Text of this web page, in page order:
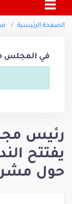
الصفحة الرئيسية
في المجلس
رئيس
يفتتح
حول